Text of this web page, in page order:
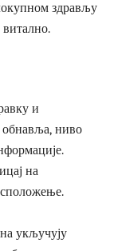
здрављу
и
обнавља, ниво
на
укључују